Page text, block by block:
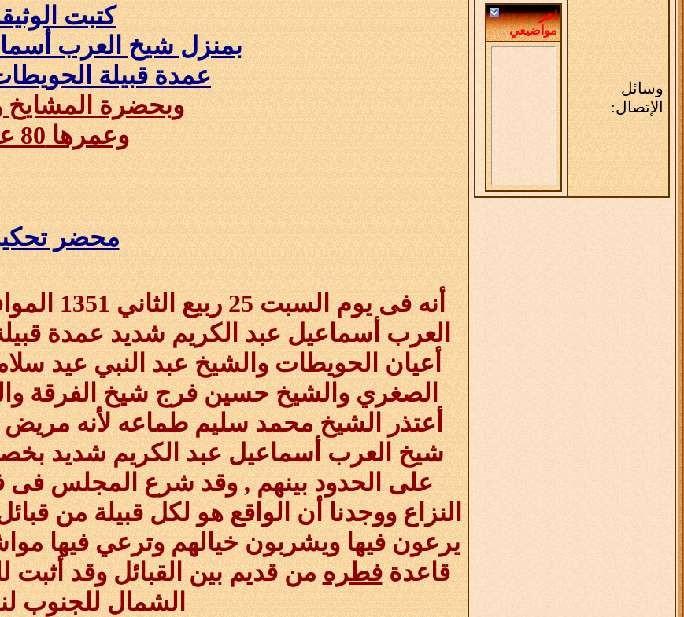
وسائل
الإتصال:
اخر
مواضيعي
كتبت
بمنزل شيخ العرب
عمدة قبيلة
وبحضرة المشايخ
وعمرها 80 عام
محضر
أنه فى يوم السبت 25 ربيع الثاني 1351
العرب أسماعيل عبد الكريم شديد عمدة
أعيان الحويطات والشيخ عبد النبي عيد
الصغري والشيخ حسين فرج شيخ الفرقة
أعتذر
الشيخ محمد سليم طماعه لأنه مريض
شيخ العرب أسماعيل عبد الكريم شديد
على الحدود بينهم , وقد شرع المجلس
النزاع ووجدنا أن الواقع هو لكل قبيلة من
يرعون فيها ويشربون خيالهم وترعي فيها
قاعدةفطره من قديم بين القبائل وقد
الشمال للجنوب